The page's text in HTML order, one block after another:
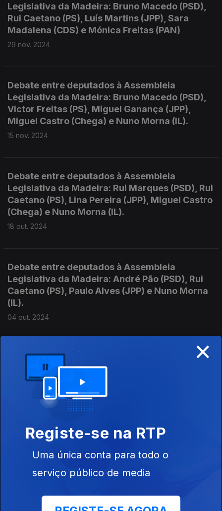
Legislativa da Madeira: Bruno Macedo (PSD),
Rui Caetano (PS), Luís Martins (JPP), Sara
Madalena (CDS) e Mónica Freitas (PAN)
29 nov. 2024
Debate entre deputados à Assembleia
Legislativa da Madeira: Bruno Macedo (PSD),
Victor Freitas (PS), Miguel Ganança (JPP),
Miguel Castro (Chega) e Nuno Morna (IL).
15 nov. 2024
Debate entre deputados à Assembleia
Legislativa da Madeira: Rui Marques (PSD), Rui
Caetano (PS), Lina Pereira (JPP), Miguel Castro
(Chega) e Nuno Morna (IL).
18 out. 2024
Debate entre deputados à Assembleia
Legislativa da Madeira: André Pão (PSD), Rui
Caetano (PS), Paulo Alves (JPP) e Nuno Morna
(IL).
04 out. 2024
Debate entre deputados à Assembleia
Legislativa da Madeira: Brício Araújo (PSD),
Victor Freitas (PS), Patrícia Spínola (JPP) e
Miguel Castro (Chega).
20 set. 2024
Debate entre deputados à Assembleia
Legislativa da Madeira: Brício Araújo (PSD),
Victor Freitas (PS), Élvio Sousa (JPP), Sara
12 jul. 2024
×
Registe-se na RTP
Uma única conta para todo o
serviço público de media